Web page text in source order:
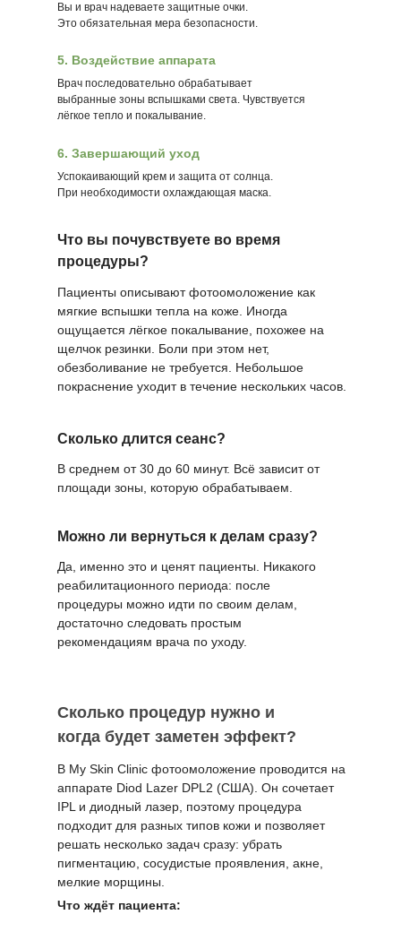
Что вы почувствуете во время
процедуры?
Пациенты описывают фотоомоложение как
мягкие вспышки тепла на коже. Иногда
ощущается лёгкое покалывание, похожее на
щелчок резинки. Боли при этом нет,
обезболивание не требуется. Небольшое
покраснение уходит в течение нескольких часов.
Сколько длится сеанс?
В среднем от 30 до 60 минут. Всё зависит от
площади зоны, которую обрабатываем.
Можно ли вернуться к делам сразу?
Да, именно это и ценят пациенты. Никакого
реабилитационного периода: после
процедуры можно идти по своим делам,
достаточно следовать простым
рекомендациям врача по уходу.
Вы и врач надеваете защитные очки.
Это обязательная мера безопасности.
5. Воздействие аппарата
Врач последовательно обрабатывает
выбранные зоны вспышками света. Чувствуется
лёгкое тепло и покалывание.
6. Завершающий уход
Успокаивающий крем и защита от солнца.
При необходимости охлаждающая маска.
Сколько процедур нужно и
когда будет заметен эффект?
В My Skin Clinic фотоомоложение проводится на
аппарате Diod Lazer DPL2 (США). Он сочетает
IPL и диодный лазер, поэтому процедура
подходит для разных типов кожи и позволяет
решать несколько задач сразу: убрать
пигментацию, сосудистые проявления, акне,
мелкие морщины.
Что ждёт пациента: